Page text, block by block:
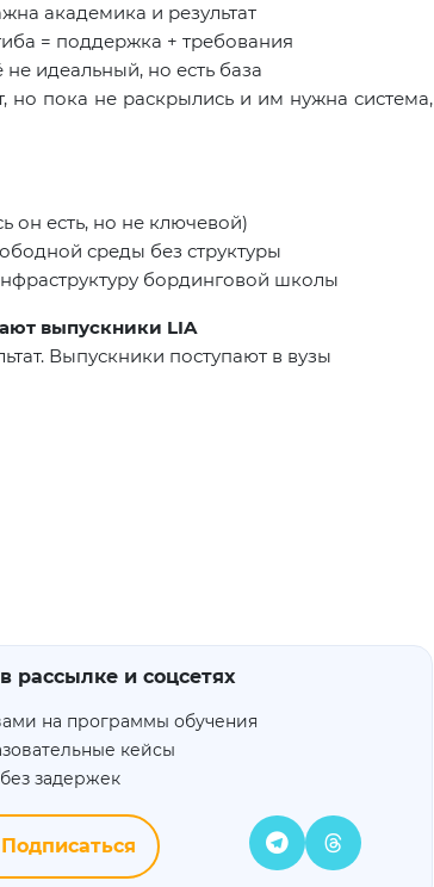
академика и результат
= поддержка + требования
идеальный, но есть база
но пока не раскрылись и им нужна система,
он есть, но не ключевой)
среды без структуры
бординговой школы
выпускники LIA
Выпускники поступают в вузы
рассылке и соцсетях
на программы обучения
кейсы
задержек
Подписаться